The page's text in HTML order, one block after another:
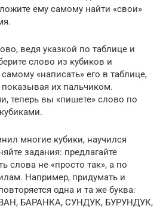
ему самому найти «свои»
ведя указкой по таблице и
слово из кубиков и
«написать» его в таблице,
их пальчиком.
теперь вы «пишете» слово по
многие кубики, научился
задания: предлагайте
слова не «просто так», а по
Например, придумать и
одна и та же буква:
БАРАНКА, СУНДУК, БУРУНДУК,